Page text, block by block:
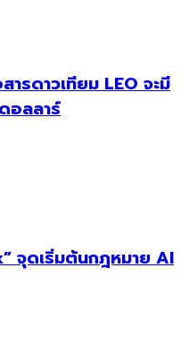
รดาวเทียม LEO จะมี
อลลาร์
จุดเริ่มต้นกฎหมาย AI